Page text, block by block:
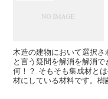
木造の建物において選択
と言う疑問を解消を解消
何！？ そもそも集成材と
材にしている材料です。樹